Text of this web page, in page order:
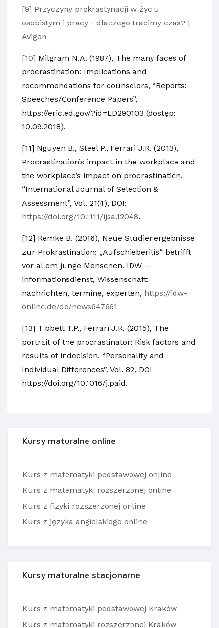
[9] Przyczyny prokrastynacji w życiu
osobistym i pracy - dlaczego tracimy czas? |
Avigon
[10] Milgram N.A. (1987), The many faces of
procrastination: Implications and
recommendations for counselors, “Reports:
Speeches/Conference Papers”,
https://eric.ed.gov/?id=ED290103 (dostęp:
10.09.2018).
[11] Nguyen B., Steel P., Ferrari J.R. (2013),
Procrastination’s impact in the workplace and
the workplace’s impact on procrastination,
“International Journal of Selection &
Assessment”, Vol. 21(4), DOI:
https://doi.org/10.1111/ijsa.12048.
[12] Remke B. (2016), Neue Studienergebnisse
zur Prokrastination: „Aufschieberitis“ betrifft
vor allem junge Menschen. IDW –
informationsdienst, Wissenschaft:
nachrichten, termine, experten, https://idw-
online.de/de/news647661
[13] Tibbett T.P., Ferrari J.R. (2015), The
portrait of the procrastinator: Risk factors and
results of indecision, “Personality and
Individual Differences”, Vol. 82, DOI:
https://doi.org/10.1016/j.paid.
Kursy maturalne online
Kurs z matematyki podstawowej online
Kurs z matematyki rozszerzonej online
Kurs z fizyki rozszerzonej online
Kurs z języka angielskiego online
Kursy maturalne stacjonarne
Kurs z matematyki podstawowej Kraków
Kurs z matematyki rozszerzonej Kraków